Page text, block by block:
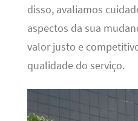
disso, avaliamos
aspectos da sua
valor justo e
qualidade do serviço.